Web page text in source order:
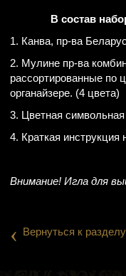
В состав
1. Канва, пр-ва
2. Мулине пр-ва
рассортированные по
органайзере. (4 цвета)
3. Цветная
4. Краткая инструкция
Внимание! Игла для
‹ Вернуться к разделу